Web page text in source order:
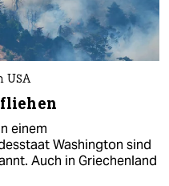
USA
einem
Washington sind
Auch in Griechenland